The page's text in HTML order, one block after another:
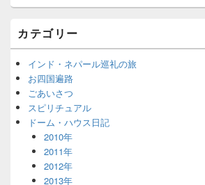
カテゴリー
インド・ネパール巡礼の旅
お四国遍路
ごあいさつ
スピリチュアル
ドーム・ハウス日記
2010年
2011年
2012年
2013年